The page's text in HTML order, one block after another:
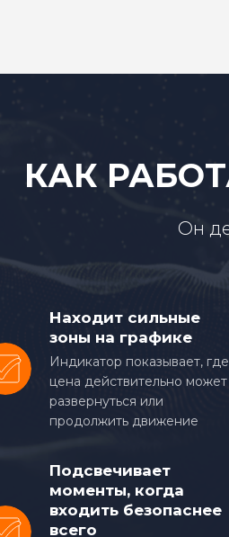
33
35
36
37
38
39
40
41
42
43
44
КАК
Он
Находит сильные
зоны на графике
Индикатор показывает, где
цена действительно может
развернуться или
продолжить движение
Подсвечивает
моменты, когда
входить безопаснее
всего